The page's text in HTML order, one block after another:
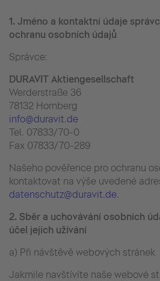
1. Jméno a kontaktní údaje
ochranu osobních údajů
Správce:
DURAVIT Aktiengesellschaft
Werderstraße 36
78132 Hornberg
info@duravit.de
Tel. 07833/70-0
Fax 07833/70-289
Našeho pověřence pro ochranu
kontaktovat na výše uvedené
datenschutz@duravit.de.
2. Sběr a uchovávání osobních
účel jejich užívání
a) Při návštěvě webových stránek
Jakmile navštívíte naše webové